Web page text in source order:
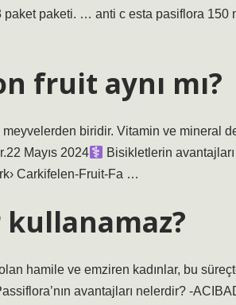
paketi. … anti c esta pasiflora 150
fruit aynı mı?
biridir. Vitamin ve mineral
Mayıs 2024‍
Bisikletlerin
Carkifelen-Fruit-Fa …
kullanamaz?
hamile ve emziren kadınlar, bu
avantajları nelerdir? -